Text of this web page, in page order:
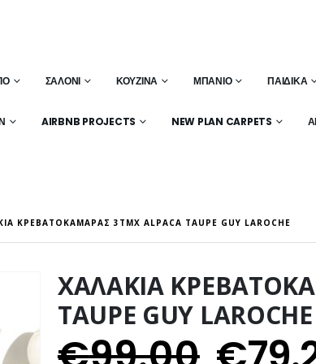
ΣΑΛΌΝΙ ΚΟΥΖΊΝΑ ΜΠΆΝΙΟ ΠΑΙΔΙΚΆ
AIRBNB PROJECTS NEW PLAN CARPETS
ΚΡΕΒΑΤΟΚΑΜΑΡΑΣ 3ΤΜΧ ALPACA TAUPE GUY LAROCHE
ΧΑΛΑΚΙΑ
TAUPE GUY LAROCHE